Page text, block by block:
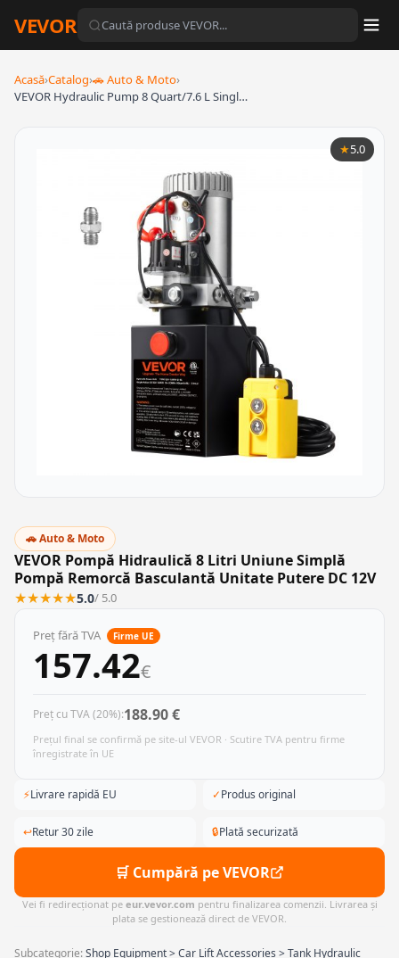
VEVOR
Acasă›Catalog›🚗 Auto & Moto›
VEVOR Hydraulic Pump 8 Quart/7.6 L Singl…
★5.0
🚗 Auto & Moto
VEVOR Pompă Hidraulică 8 Litri Uniune Simplă
Pompă Remorcă Basculantă Unitate Putere DC 12V
★★★★★5.0/ 5.0
Preț fără TVA Firme UE
157.42€
Preț cu TVA (20%):188.90 €
Prețul final se confirmă pe site-ul VEVOR · Scutire TVA pentru firme
înregistrate în UE
⚡Livrare rapidă EU ✓Produs original
↩Retur 30 zile 🔒Plată securizată
🛒 Cumpără pe VEVOR
Vei fi redirecționat pe eur.vevor.com pentru finalizarea comenzii. Livrarea și
plata se gestionează direct de VEVOR.
Subcategorie:Shop Equipment > Car Lift Accessories > Tank Hydraulic